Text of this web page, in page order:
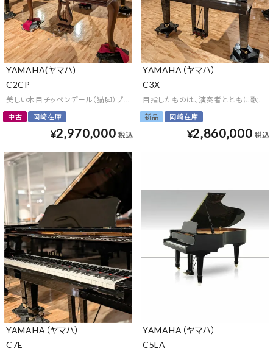
YAMAHA(ヤマハ)
C2CP
美しい木目チッペンデール（猫脚）プレミアム仕様
中古 岡崎在庫
¥2,970,000 税込
YAMAHA（ヤマハ）
C3X
目指したものは、演奏者とともに歌を奏
新品 岡崎在庫
¥2,860,000 税込
YAMAHA（ヤマハ）
C7E
YAMAHA（ヤマハ）
C5LA